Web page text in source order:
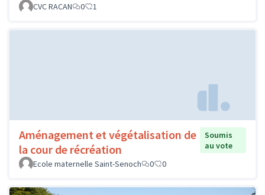
CVC RACAN
0 1
Aménagement et végétalisation de
la cour de récréation
Soumis
au vote
Ecole maternelle Saint-Senoch
0 0